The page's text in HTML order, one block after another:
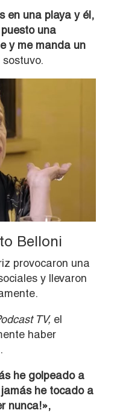
en una playa y él,
una
y me manda un
sostuvo.
Belloni
provocaron una
y llevaron
TV, el
haber
he golpeado a
he tocado a
nunca!»,